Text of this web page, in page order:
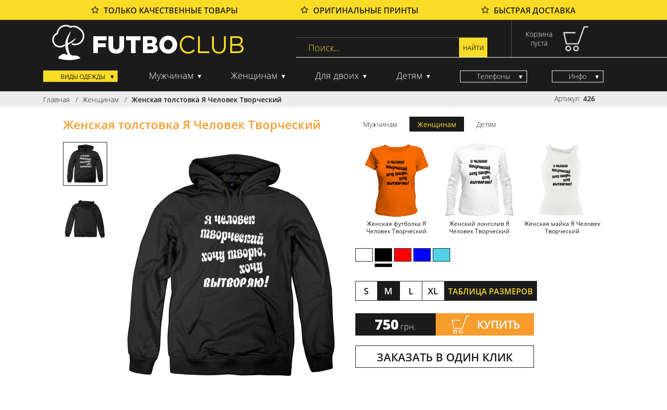
ТОЛЬКО КАЧЕСТВЕННЫЕ ТОВАРЫ ОРИГИНАЛЬНЫЕ ПРИНТЫ БЫСТРАЯ ДОСТАВКА
Корзина
пуста
ВИДЫ ОДЕЖДЫ Мужчинам Женщинам Для двоих Детям Телефоны Инфо
Главная Женщинам Женская толстовка Я Человек Творческий Артикул: 426
Женская толстовка Я Человек Творческий Мужчинам Женщинам Детям
Женская футболка Я
Человек Творческий
Женский лонгслив Я
Человек Творческий
Женская майка Я Человек
Творческий
S M L XL ТАБЛИЦА РАЗМЕРОВ
750 грн. КУПИТЬ
ЗАКАЗАТЬ В ОДИН КЛИК